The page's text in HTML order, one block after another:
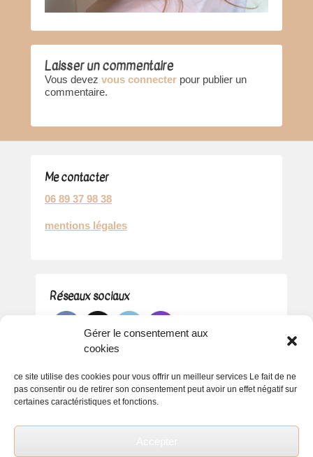
Gérer le consentement aux
cookies
ce site utilise des cookies pour vous offrir un meilleur services Le fait de ne
pas consentir ou de retirer son consentement peut avoir un effet négatif sur
certaines caractéristiques et fonctions.
Laisser un commentaire
Vous devez vous connecter pour publier un
commentaire.
Me contacter
06 89 37 98 38
mentions légales
Réseaux sociaux